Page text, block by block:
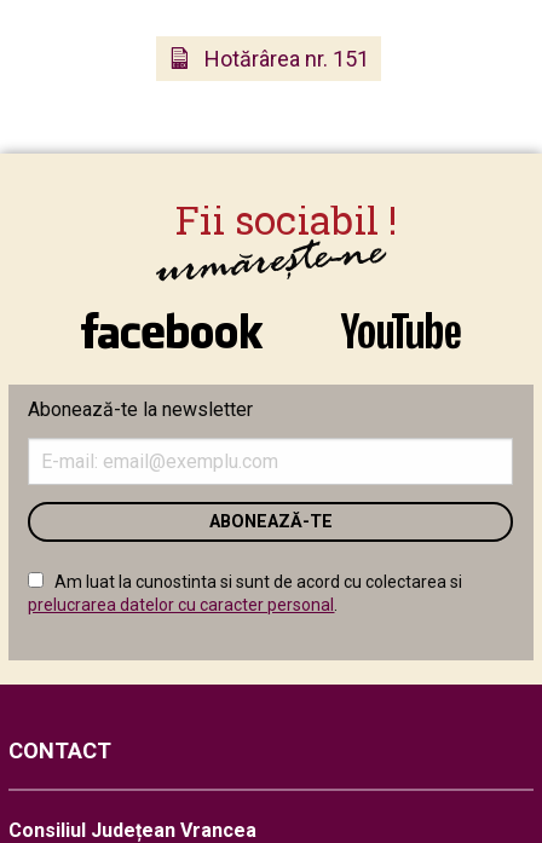
Hotărârea nr. 151
Abonează-te la newsletter
adresa
email
în
următor
Am luat la cunostinta si sunt de acord cu colectarea si
prelucrarea datelor cu caracter personal .
CONTACT
Consiliul Județean Vrancea